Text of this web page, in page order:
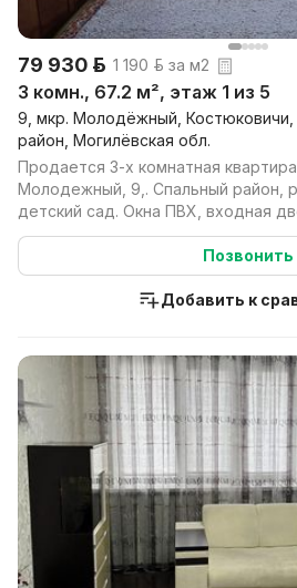
79 930 р. 1 190 р. за м2
3 комн., 67.2 м², этаж 1 из 5
9, мкр. Молодёжный, Костюковичи,
район, Могилёвская обл.
Продается 3-х комнатная
Молодежный, 9,. Спальный район,
детский сад. Окна ПВХ, входная
На этаже...
Позвонить
Добавить к